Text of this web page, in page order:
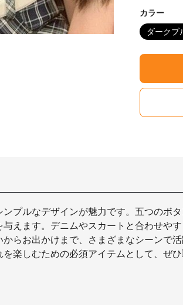
カラー
ダークブ
プルなデザインが魅力です。五つのボタ
えます。デニムやスカートと合わせやす
らお出かけまで、さまざまなシーンで活
楽しむための必須アイテムとして、ぜひ